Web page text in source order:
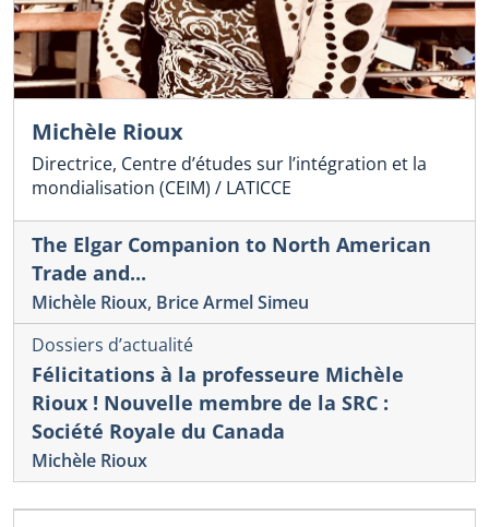
Michèle Rioux
Directrice, Centre d’études sur l’intégration et la
mondialisation (CEIM) / LATICCE
The Elgar Companion to North American
Trade and...
Michèle Rioux, Brice Armel Simeu
Dossiers d’actualité
Félicitations à la professeure Michèle
Rioux ! Nouvelle membre de la SRC :
Société Royale du Canada
Michèle Rioux